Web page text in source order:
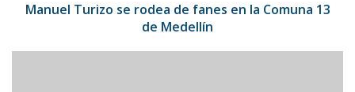
Manuel Turizo se rodea de fanes en la Comuna 13
de Medellín